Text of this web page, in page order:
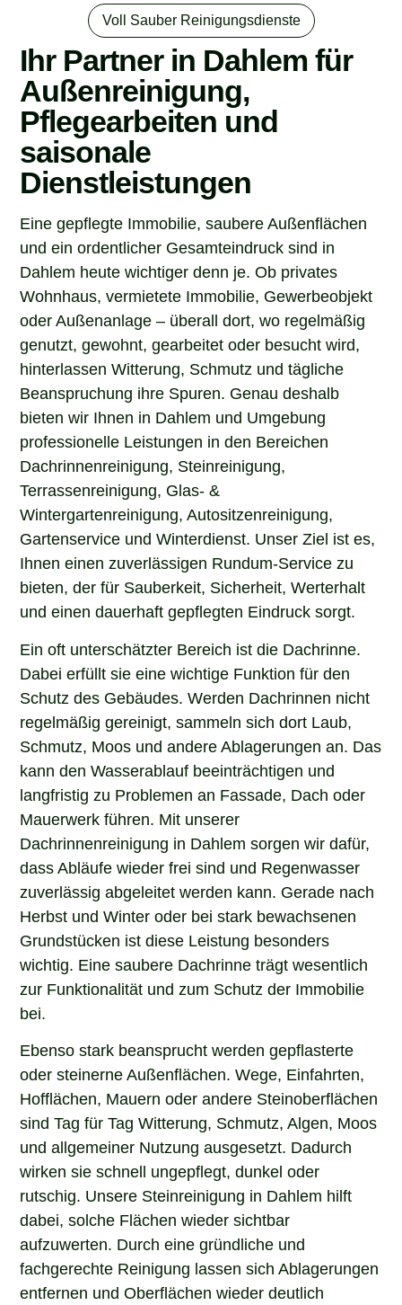
Voll Sauber Reinigungsdienste
Ihr Partner in Dahlem für
Außenreinigung,
Pflegearbeiten und
saisonale
Dienstleistungen
Eine gepflegte Immobilie, saubere Außenflächen
und ein ordentlicher Gesamteindruck sind in
Dahlem heute wichtiger denn je. Ob privates
Wohnhaus, vermietete Immobilie, Gewerbeobjekt
oder Außenanlage – überall dort, wo regelmäßig
genutzt, gewohnt, gearbeitet oder besucht wird,
hinterlassen Witterung, Schmutz und tägliche
Beanspruchung ihre Spuren. Genau deshalb
bieten wir Ihnen in Dahlem und Umgebung
professionelle Leistungen in den Bereichen
Dachrinnenreinigung, Steinreinigung,
Terrassenreinigung, Glas- &
Wintergartenreinigung, Autositzenreinigung,
Gartenservice und Winterdienst. Unser Ziel ist es,
Ihnen einen zuverlässigen Rundum-Service zu
bieten, der für Sauberkeit, Sicherheit, Werterhalt
und einen dauerhaft gepflegten Eindruck sorgt.
Ein oft unterschätzter Bereich ist die Dachrinne.
Dabei erfüllt sie eine wichtige Funktion für den
Schutz des Gebäudes. Werden Dachrinnen nicht
regelmäßig gereinigt, sammeln sich dort Laub,
Schmutz, Moos und andere Ablagerungen an. Das
kann den Wasserablauf beeinträchtigen und
langfristig zu Problemen an Fassade, Dach oder
Mauerwerk führen. Mit unserer
Dachrinnenreinigung in Dahlem sorgen wir dafür,
dass Abläufe wieder frei sind und Regenwasser
zuverlässig abgeleitet werden kann. Gerade nach
Herbst und Winter oder bei stark bewachsenen
Grundstücken ist diese Leistung besonders
wichtig. Eine saubere Dachrinne trägt wesentlich
zur Funktionalität und zum Schutz der Immobilie
bei.
Ebenso stark beansprucht werden gepflasterte
oder steinerne Außenflächen. Wege, Einfahrten,
Hofflächen, Mauern oder andere Steinoberflächen
sind Tag für Tag Witterung, Schmutz, Algen, Moos
und allgemeiner Nutzung ausgesetzt. Dadurch
wirken sie schnell ungepflegt, dunkel oder
rutschig. Unsere Steinreinigung in Dahlem hilft
dabei, solche Flächen wieder sichtbar
aufzuwerten. Durch eine gründliche und
fachgerechte Reinigung lassen sich Ablagerungen
entfernen und Oberflächen wieder deutlich